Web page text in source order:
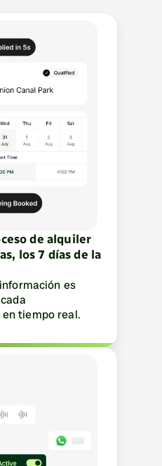
de alquiler
los 7 días de la
es
tiempo real.